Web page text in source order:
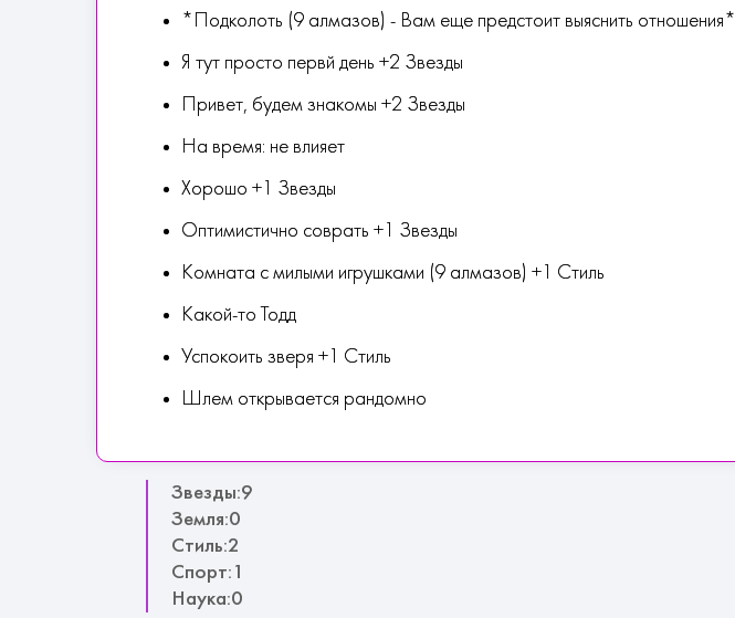
*Подколоть (9 алмазов) - Вам еще предстоит выяснить отношения*
Я тут просто первй день +2 Звезды
Привет, будем знакомы +2 Звезды
На время: не влияет
Хорошо +1 Звезды
Оптимистично соврать +1 Звезды
Комната с милыми игрушками (9 алмазов) +1 Стиль
Какой-то Тодд
Успокоить зверя +1 Стиль
Шлем открывается рандомно
Звезды:9
Земля:0
Стиль:2
Спорт:1
Наука:0